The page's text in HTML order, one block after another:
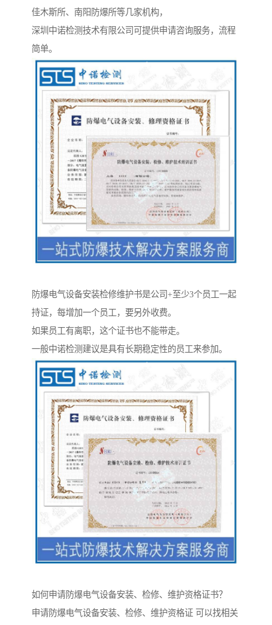
佳木斯所、南阳防爆所等几家机构，
深圳中诺检测技术有限公司可提供申请咨询服务，流程
简单。
防爆电气设备安装检修维护书是公司+至少3个员工一起
持证，每增加一个员工，要另外收费。
如果员工有离职，这个证书也不能带走。
一般中诺检测建议是具有长期稳定性的员工来参加。
如何申请防爆电气设备安装、检修、维护资格证书？
申请防爆电气设备安装、检修、维护资格证 可以找相关